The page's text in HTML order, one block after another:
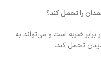
را تحمل کند؟
ضربه است و می‌تواند به
تحمل کند.